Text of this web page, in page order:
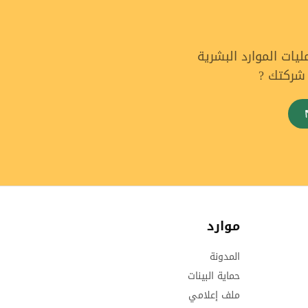
الموارد البشرية
شركتك ?
موارد
المدونة
حماية البينات
ملف إعلامي